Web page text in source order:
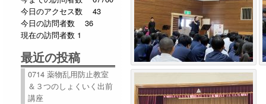
今日のアクセス数 43
今日の訪問者数 36
現在の訪問者数 1
最近の投稿
0714 薬物乱用防止教室
＆３つのしょくいく出前
講座